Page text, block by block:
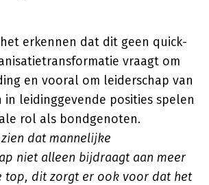
erkennen dat dit geen quick-
vraagt om
en vooral om leiderschap van
in leidinggevende posities spelen
rol als bondgenoten.
dat mannelijke
niet alleen bijdraagt aan meer
top, dit zorgt er ook voor dat het